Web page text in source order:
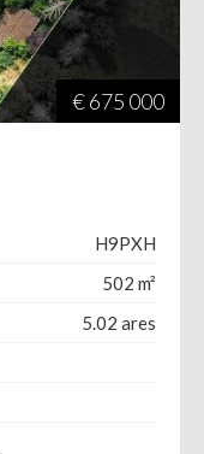
€ 675 000
H9PXH
502 m²
5.02 ares